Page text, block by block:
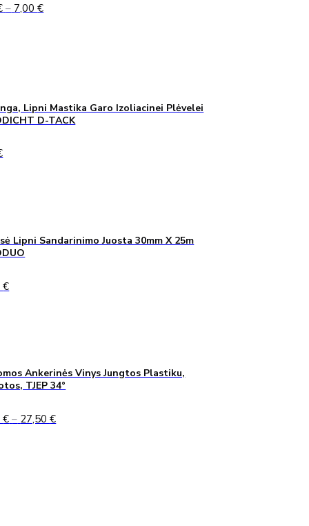
– 7,00€Price
Lipni Mastika Garo Izoliacinei Plėvelei
D-TACK
Lipni Sandarinimo Juosta 30mm X 25m
€
Ankerinės Vinys Jungtos Plastiku,
TJEP 34°
€ – 27,50€Price